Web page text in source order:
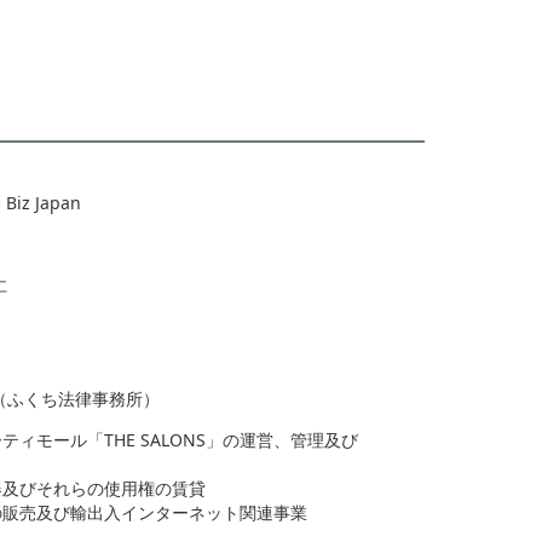
Biz Japan
くち法律事務所）
ィモール「THE SALONS」の運営、管理及び
びそれらの使用権の賃貸
売及び輸出入インターネット関連事業